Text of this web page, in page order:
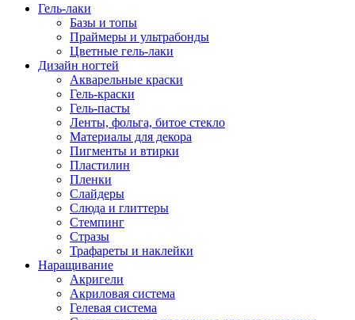
Гель-лаки
Базы и топы
Праймеры и ультрабонды
Цветные гель-лаки
Дизайн ногтей
Акварельные краски
Гель-краски
Гель-пасты
Ленты, фольга, битое стекло
Материалы для декора
Пигменты и втирки
Пластилин
Пленки
Слайдеры
Слюда и глиттеры
Стемпинг
Стразы
Трафареты и наклейки
Наращивание
Акригели
Акриловая система
Гелевая система